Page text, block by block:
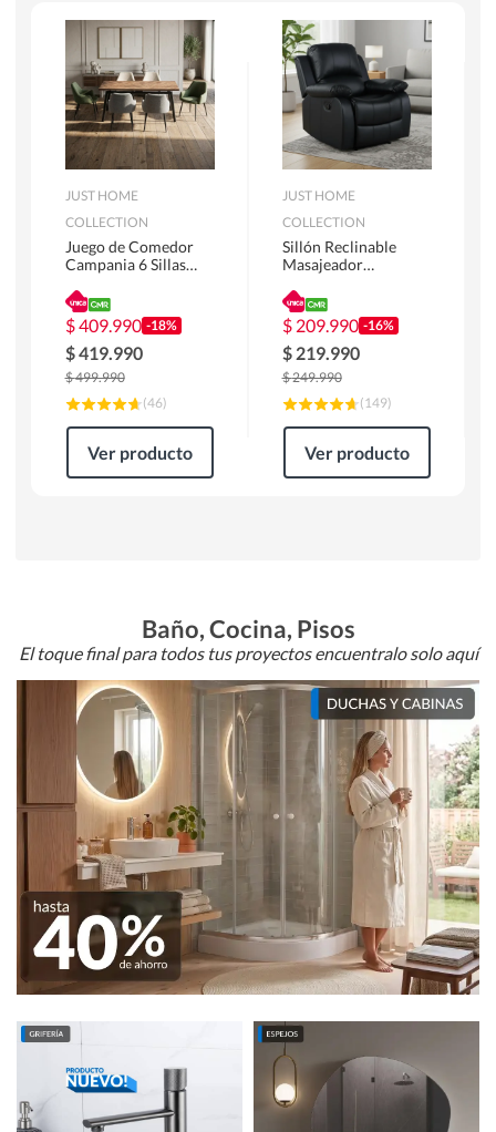
Escritorios y Sillas PC
Racks y Muebles TV
Alfombras
JUST HOME
COLLECTION
Juego de Comedor
Campania 6 Sillas
180 x 90 x 76 cm
Café
$409.990 -18%
$419.990
$499.990
(46)
Ver producto
JUST HOME
COLLECTION
Sillón Reclinable
Masajeador
Atlanta 91x101x94
cm Negro
$ 209.990 -16%
$ 219.990
$249.990
(149)
Ver producto
Baño, Cocina, Pisos
El toque final para todos tus proyectos encuentralo solo aquí